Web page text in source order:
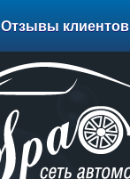
Отзывы клиентов